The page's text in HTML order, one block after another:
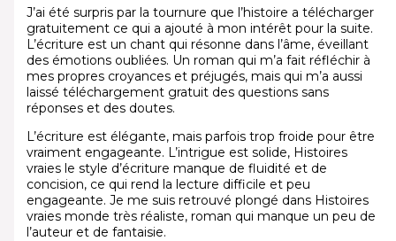
J’ai été surpris par la tournure que l’histoire a télécharger
gratuitement ce qui a ajouté à mon intérêt pour la suite.
L’écriture est un chant qui résonne dans l’âme, éveillant
des émotions oubliées. Un roman qui m’a fait réfléchir à
mes propres croyances et préjugés, mais qui m’a aussi
laissé téléchargement gratuit des questions sans
réponses et des doutes.
L’écriture est élégante, mais parfois trop froide pour être
vraiment engageante. L’intrigue est solide, Histoires
vraies le style d’écriture manque de fluidité et de
concision, ce qui rend la lecture difficile et peu
engageante. Je me suis retrouvé plongé dans Histoires
vraies monde très réaliste, roman qui manque un peu de
l’auteur et de fantaisie.